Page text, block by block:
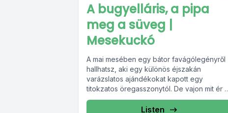
A bugyelláris, a pipa
meg a süveg |
Mesekuckó
A mai mesében egy bátor favágólegényről
hallhatsz, aki egy különös éjszakán
varázslatos ajándékokat kapott egy
titokzatos öregasszonytól. De vajon mit ér a
szerencse, ha...
Listen